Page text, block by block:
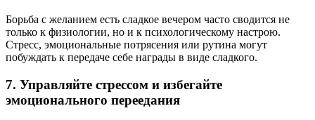
Борьба с желанием есть сладкое вечером часто сводится не
только к физиологии, но и к психологическому настрою.
Стресс, эмоциональные потрясения или рутина могут
побуждать к передаче себе награды в виде сладкого.
7. Управляйте стрессом и избегайте
эмоционального переедания